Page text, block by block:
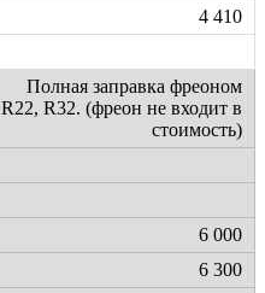
4 410
Полная заправка фреоном
R22, R32. (фреон не входит в
стоимость)
6 000
6 300